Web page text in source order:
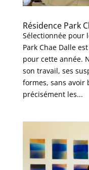
Résidence Park
Sélectionnée pour
Park Chae Dalle
pour cette année.
son travail, ses
formes, sans avoir
précisément les...